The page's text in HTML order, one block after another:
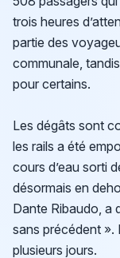
trois heures
partie des
communale,
pour certains.
Les dégâts sont
les rails a été
cours d’eau sorti
désormais en
Dante Ribaudo, a
sans précédent ».
plusieurs jours.